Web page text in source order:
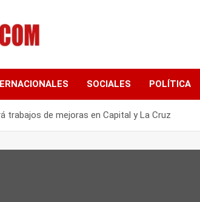
SOCIALES POLÍTICA
trabajos de mejoras en Capital y La Cruz